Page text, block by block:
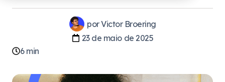
porVictor Broering
23 de maio de 2025
6 min